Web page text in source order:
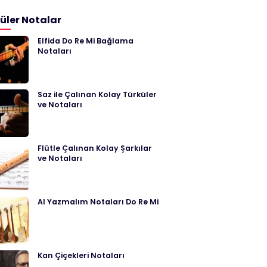
Notalar
Elfida Do Re Mi Bağlama
Notaları
Saz ile Çalınan Kolay Türküler
ve Notaları
Flütle Çalınan Kolay Şarkılar
ve Notaları
Al Yazmalım Notaları Do Re Mi
Kan Çiçekleri Notaları